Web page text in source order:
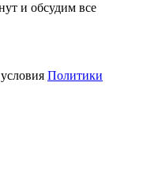
и обсудим все
Политики